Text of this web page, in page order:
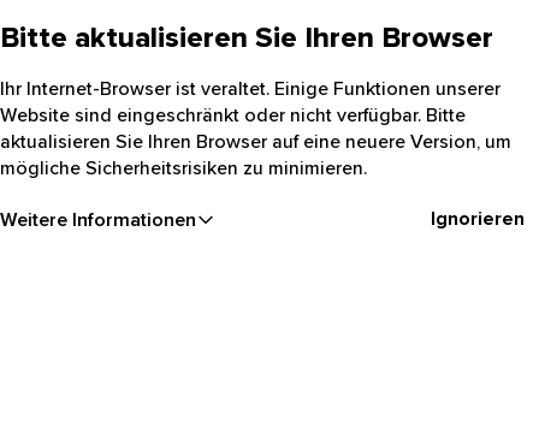
Bitte aktualisieren Sie Ihren Browser
Ihr Internet-Browser ist veraltet. Einige Funktionen unserer
Website sind eingeschränkt oder nicht verfügbar. Bitte
aktualisieren Sie Ihren Browser auf eine neuere Version, um
mögliche Sicherheitsrisiken zu minimieren.
Weitere Informationen Ignorieren